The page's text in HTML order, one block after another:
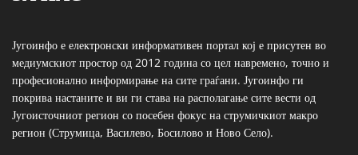
Југоинфо е електронски информативен портал кој е присутен во
медиумскиот простор од 2012 година со цел навремено, точно и
професионално информирање на сите граѓани. Југоинфо ги
покрива настаните и ви ги става на располагање сите вести од
Југоисточниот регион со посебен фокус на струмичкиот макро
регион (Струмица, Василево, Босилово и Ново Село).